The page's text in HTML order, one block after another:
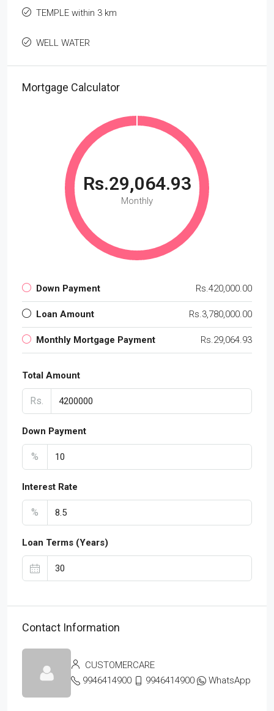
TEMPLE within 3 km
WELL WATER
Mortgage Calculator
Rs.29,064.93
Monthly
Down Payment Rs.420,000.00
Loan Amount Rs.3,780,000.00
Monthly Mortgage Payment Rs.29,064.93
Total Amount
Rs.
Down Payment
%
Interest Rate
%
Loan Terms (Years)
Contact Information
CUSTOMERCARE
9946414900
9946414900 WhatsApp